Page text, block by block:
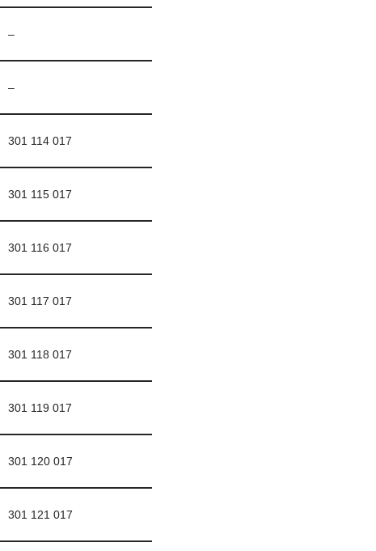
–
–
301 114 017
301 115 017
301 116 017
301 117 017
301 118 017
301 119 017
301 120 017
301 121 017